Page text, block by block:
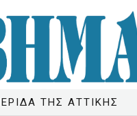
ΤΗΣ ΑΤΤΙΚΗΣ